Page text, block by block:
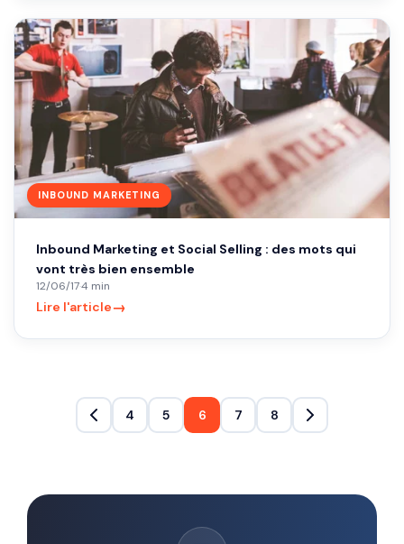
INBOUND MARKETING
Inbound Marketing et Social Selling : des mots qui
vont très bien ensemble
12/06/17·4 min
Lire l'article→
4 5 6 7 8